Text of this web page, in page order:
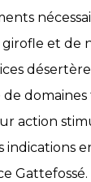
et de
action
Gattefossé.